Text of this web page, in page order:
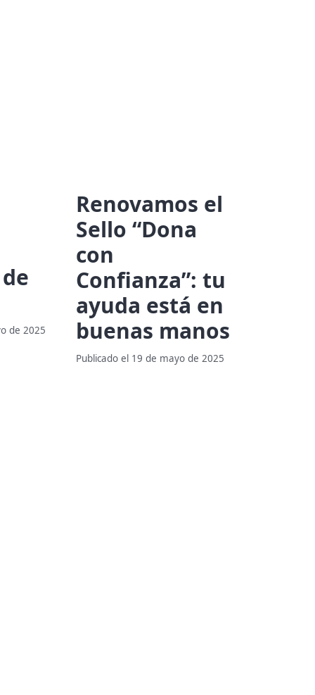
de 2025
Renovamos el
Sello “Dona
con
Confianza”: tu
ayuda está en
buenas manos
Publicado el 19 de mayo de 2025